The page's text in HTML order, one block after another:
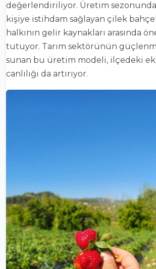
değerlendiriliyor. Üretim sezonunda
kişiye istihdam sağlayan çilek
halkının gelir kaynakları arasında
tutuyor. Tarım sektörünün
sunan bu üretim modeli, ilçedeki
canlılığı da artırıyor.